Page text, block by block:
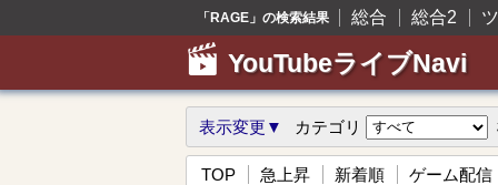
「RAGE」の検索結果 総合 総合2
YouTubeライブNavi
表示変更▼ カテゴリ
TOP 急上昇 新着順 ゲーム配信